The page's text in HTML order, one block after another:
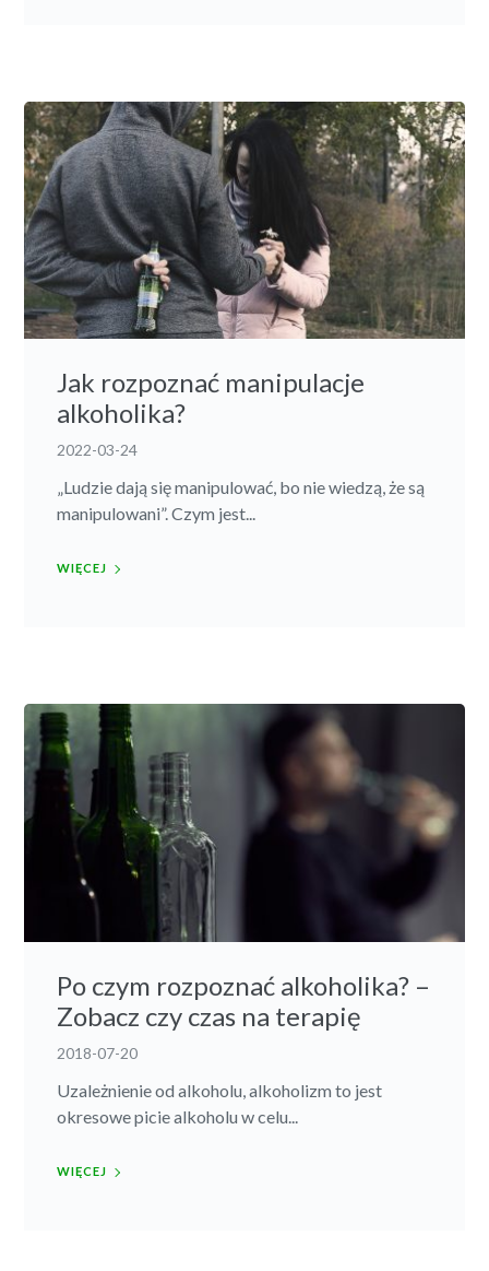
Jak rozpoznać manipulacje
alkoholika?
2022-03-24
„Ludzie dają się manipulować, bo nie wiedzą, że są
manipulowani”. Czym jest...
WIĘCEJ
Po czym rozpoznać alkoholika? –
Zobacz czy czas na terapię
2018-07-20
Uzależnienie od alkoholu, alkoholizm to jest
okresowe picie alkoholu w celu...
WIĘCEJ